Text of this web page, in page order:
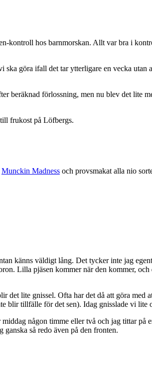
kontroll hos barnmorskan. Allt var bra i
göra ifall det tar ytterligare en vecka
beräknad förlossning, men nu blev det
frukost på Löfbergs.
Munckin Madness och provsmakat alla nio
känns väldigt lång. Det tycker inte jag
Lilla pjäsen kommer när den kommer,
det lite gnissel. Ofta har det då att göra
blir tillfälle för det sen). Idag gnisslade vi
någon timme eller två och jag tittar på
ganska så redo även på den fronten.